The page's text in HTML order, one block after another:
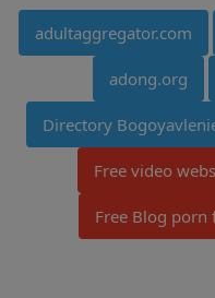
adultaggregator.com
adong.org
Directory
Free video
Free Blog porn